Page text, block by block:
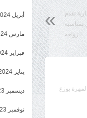
تقدم
بمناسبة
زواجه
يوزع
أبريل 2024
مارس 2024
فبراير 2024
يناير 2024
ديسمبر 2023
نوفمبر 2023